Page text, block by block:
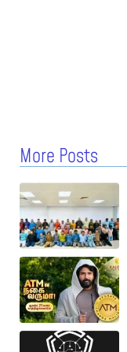
More Posts